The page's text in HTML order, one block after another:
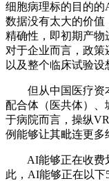
细胞病理标的目的
数据没有太大的价值
精确性，即初期产物
对于企业而言，政
以及整个临床试验设
但从中国医疗资本
配合体（医共体）、
于病院而言，操纵
例能够让其毗连更多
AI能够正在收费划
此，AI能够正在以